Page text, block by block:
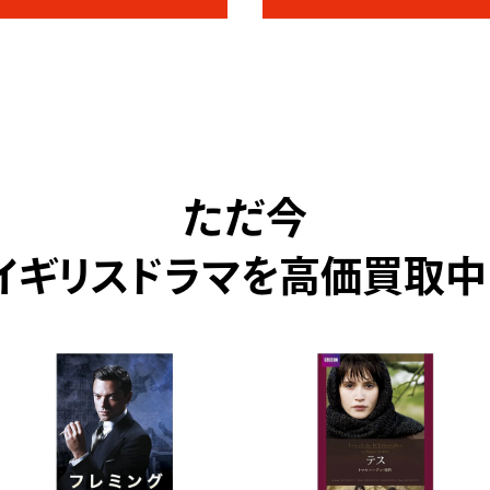
ただ今
ギリスドラマを高価買取中